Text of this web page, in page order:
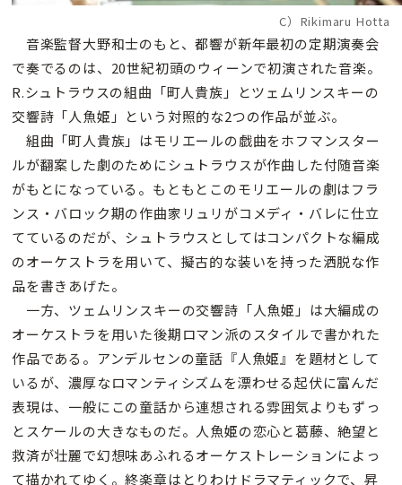
C）Rikimaru Hotta
音楽監督大野和士のもと、都響が新年最初の定期演奏会
で奏でるのは、20世紀初頭のウィーンで初演された音楽。
R.シュトラウスの組曲「町人貴族」とツェムリンスキーの
交響詩「人魚姫」という対照的な2つの作品が並ぶ。
組曲「町人貴族」はモリエールの戯曲をホフマンスター
ルが翻案した劇のためにシュトラウスが作曲した付随音楽
がもとになっている。もともとこのモリエールの劇はフラ
ンス・バロック期の作曲家リュリがコメディ・バレに仕立
てているのだが、シュトラウスとしてはコンパクトな編成
のオーケストラを用いて、擬古的な装いを持った洒脱な作
品を書きあげた。
一方、ツェムリンスキーの交響詩「人魚姫」は大編成の
オーケストラを用いた後期ロマン派のスタイルで書かれた
作品である。アンデルセンの童話『人魚姫』を題材として
いるが、濃厚なロマンティシズムを漂わせる起伏に富んだ
表現は、一般にこの童話から連想される雰囲気よりもずっ
とスケールの大きなものだ。人魚姫の恋心と葛藤、絶望と
救済が壮麗で幻想味あふれるオーケストレーションによっ
て描かれてゆく。終楽章はとりわけドラマティックで、昇